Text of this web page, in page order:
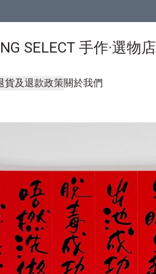
SELECT 手作·選物店
貨及退款政策關於我們